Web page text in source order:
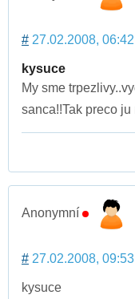
# 27.02.2008, 06:42
kysuce
My sme
sanca!!Tak preco
Anonymní
# 27.02.2008, 09:53
kysuce